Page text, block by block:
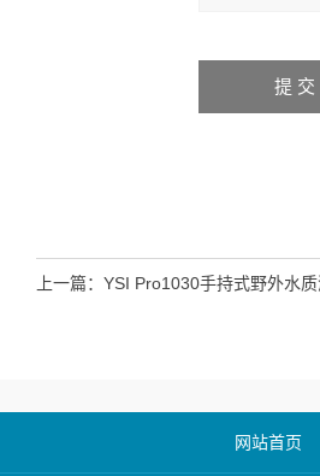
上一篇： YSI Pro1030手持式野外水
网站首页